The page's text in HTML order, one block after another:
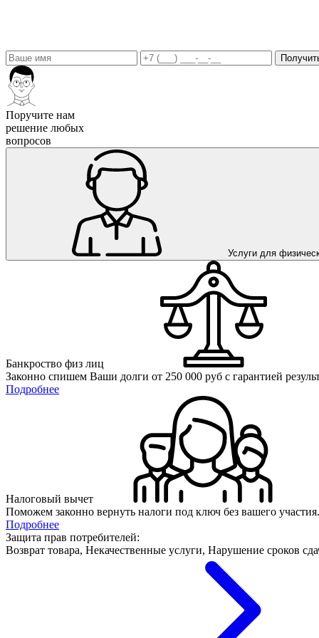
Поручите нам
решение любых
вопросов
Услуги для
Банкроство физ лиц
Законно спишем Ваши долги от 250 000 руб с гарантией
Подробнее
Налоговый вычет
Поможем законно вернуть налоги под ключ без вашего участия.
Подробнее
Защита прав потребителей:
Возврат товара, Некачественные услуги, Нарушение сроков